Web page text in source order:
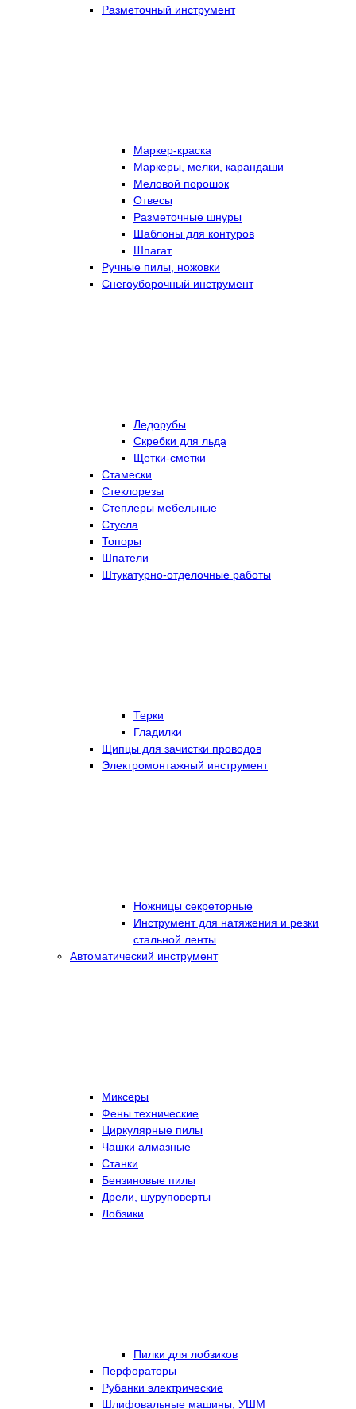
Разметочный инструмент
Маркер-краска
Маркеры, мелки, карандаши
Меловой порошок
Отвесы
Разметочные шнуры
Шаблоны для контуров
Шпагат
Ручные пилы, ножовки
Снегоуборочный инструмент
Ледорубы
Скребки для льда
Щетки-сметки
Стамески
Стеклорезы
Степлеры мебельные
Стусла
Топоры
Шпатели
Штукатурно-отделочные работы
Терки
Гладилки
Щипцы для зачистки проводов
Электромонтажный инструмент
Ножницы секреторные
Инструмент для натяжения и резки
стальной ленты
Автоматический инструмент
Миксеры
Фены технические
Циркулярные пилы
Чашки алмазные
Станки
Бензиновые пилы
Дрели, шуруповерты
Лобзики
Пилки для лобзиков
Перфораторы
Рубанки электрические
Шлифовальные машины, УШМ